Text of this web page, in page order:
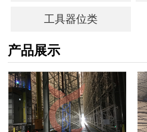
工具器位类
产品展示